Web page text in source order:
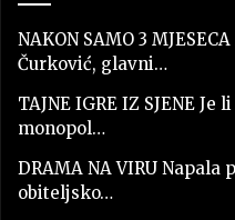
NAKON SAMO 3
Čurković, glavni…
TAJNE IGRE IZ SJENE
monopol…
DRAMA NA VIRU
obiteljsko…